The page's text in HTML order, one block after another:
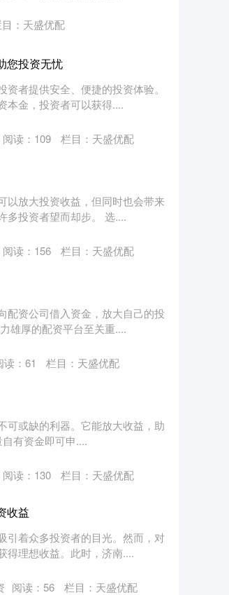
： 天盛优配
您投资无忧
者提供安全、便捷的投资体验。
本金，投资者可以获得....
阅读： 109 栏目： 天盛优配
以放大投资收益，但同时也会带来
多投资者望而却步。 选....
阅读： 156 栏目： 天盛优配
配资公司借入资金，放大自己的投
雄厚的配资平台至关重....
读： 61 栏目： 天盛优配
可或缺的利器。它能放大收益，助
有资金即可申....
阅读： 130 栏目： 天盛优配
收益
引着众多投资者的目光。然而，对
得理想收益。此时，济南....
阅读： 56 栏目： 天盛优配